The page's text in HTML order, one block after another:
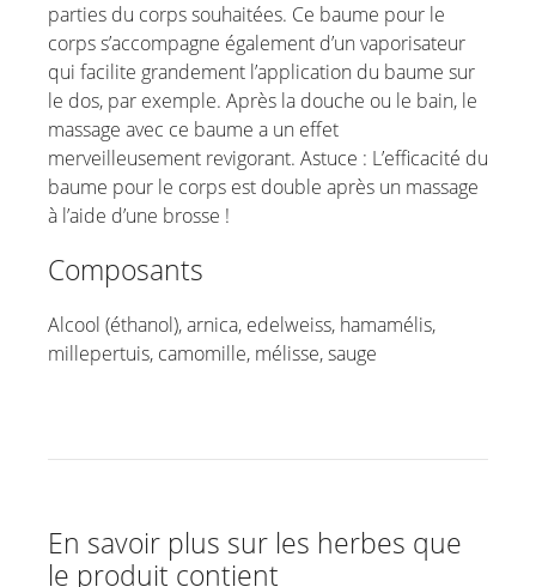
parties du corps souhaitées. Ce baume pour le
corps s’accompagne également d’un vaporisateur
qui facilite grandement l’application du baume sur
le dos, par exemple. Après la douche ou le bain, le
massage avec ce baume a un effet
merveilleusement revigorant. Astuce : L’efficacité du
baume pour le corps est double après un massage
à l’aide d’une brosse !
Composants
Alcool (éthanol), arnica, edelweiss, hamamélis,
millepertuis, camomille, mélisse, sauge
En savoir plus sur les herbes que
le produit contient